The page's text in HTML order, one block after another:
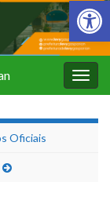
Barra de
Oficiais